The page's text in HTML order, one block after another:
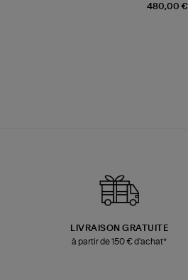
480,00 €
LIVRAISON GRATUITE
à partir de 150 € d'achat*